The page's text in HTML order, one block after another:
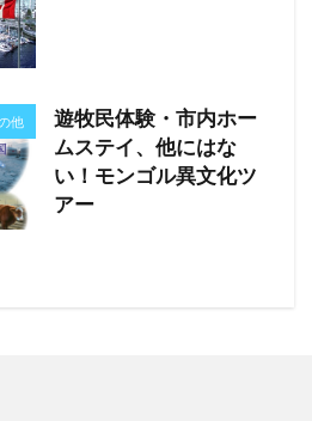
他
遊牧民体験・市内ホー
ムステイ、他にはな
い！モンゴル異文化ツ
アー